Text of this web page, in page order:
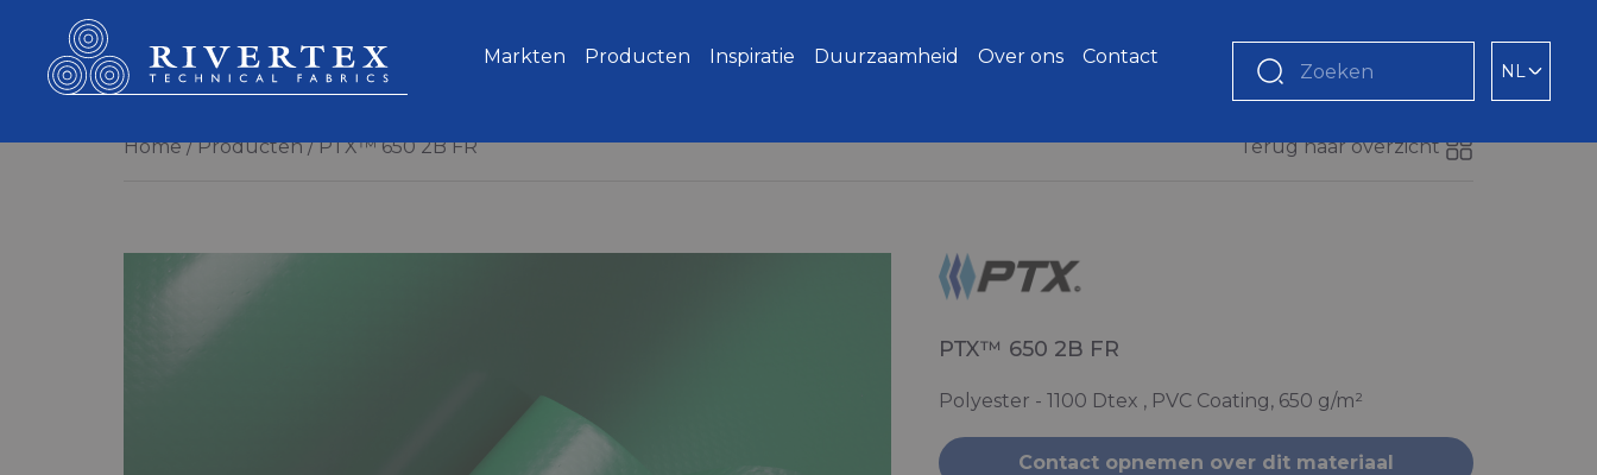
Home Producten PTX™ 650 2B FR
PTX™ 650 2B FR
Polyester - 1100 Dtex , PVC Coating, 650 g/m²
Contact opnemen over dit materiaal
Terug naar overzicht
Rivertex Technical Fabrics Group
Markten
Producten Inspiratie Duurzaamheid Over ons Contact
Zoeken NL